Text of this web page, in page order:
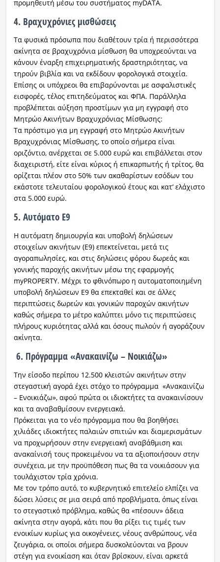
προμηθευτή μέσω του συστήματος myDATA.
4. Βραχυχρόνιες μισθώσεις
Τα φυσικά πρόσωπα που διαθέτουν τρία ή περισσότερα
ακίνητα σε βραχυχρόνια μίσθωση θα υποχρεούνται να
κάνουν έναρξη επιχειρηματικής δραστηριότητας, να
τηρούν βιβλία και να εκδίδουν φορολογικά στοιχεία.
Επίσης οι υπόχρεοι θα επιβαρύνονται με ασφαλιστικές
εισφορές, τέλος επιτηδεύματος και ΦΠΑ. Παράλληλα
προβλέπεται αύξηση προστίμων για μη εγγραφή στο
Μητρώο Ακινήτων Βραχυχρόνιας Μίσθωσης:
Τα πρόστιμο για μη εγγραφή στο Μητρώο Ακινήτων
Βραχυχρόνιας Μίσθωσης, το οποίο σήμερα είναι
οριζόντιο, ανέρχεται σε 5.000 ευρώ και επιβάλλεται στον
διαχειριστή, είτε είναι κύριος ή επικαρπωτής ή τρίτος, θα
ορίζεται πλέον στο 50% των ακαθαρίστων εσόδων του
εκάστοτε τελευταίου φορολογικού έτους και κατ’ ελάχιστο
στα 5.000 ευρώ.
5. Αυτόματο Ε9
H αυτόματη δημιουργία και υποβολή δηλώσεων
στοιχείων ακινήτων (Ε9) επεκτείνεται, μετά τις
αγοραπωλησίες, και στις δηλώσεις φόρου δωρεάς και
γονικής παροχής ακινήτων μέσω της εφαρμογής
myPROPERTY. Μέχρι το φθινόπωρο η αυτοματοποιημένη
υποβολή δηλώσεων Ε9 θα επεκταθεί και σε άλλες
περιπτώσεις δωρεών και γονικών παροχών ακινήτων
καθώς σήμερα το μέτρο καλύπτει μόνο τις περιπτώσεις
πλήρους κυριότητας αλλά και όσους πωλούν ή αγοράζουν
ακίνητα.
6. Πρόγραμμα «Ανακαινίζω – Νοικιάζω»
Την είσοδο περίπου 12.500 κλειστών ακινήτων στην
στεγαστική αγορά έχει στόχο το πρόγραμμα «Ανακαινίζω
– Ενοικιάζω», αφού πρώτα οι ιδιοκτήτες τα ανακαινίσουν
και τα αναβαθμίσουν ενεργειακά.
Πρόκειται για το νέο πρόγραμμα που θα βοηθήσει
χιλιάδες ιδιοκτήτες παλαιών σπιτιών και διαμερισμάτων
να προχωρήσουν στην ενεργειακή αναβάθμιση και
ανακαίνισή τους προκειμένου να τα αξιοποιήσουν στην
συνέχεια, με την προϋπόθεση πως θα τα νοικιάσουν για
τουλάχιστον τρία χρόνια.
Με τον τρόπο αυτό, το κυβερνητικό επιτελείο ελπίζει να
δώσει λύσεις σε μια σειρά από προβλήματα, όπως είναι
το στεγαστικό πρόβλημα, καθώς θα «πέσουν» άδεια
ακίνητα στην αγορά, κάτι που θα ρίξει τις τιμές των
ενοικίων κυρίως για οικογένειες, νέους ανθρώπους, νέα
ζευγάρια, οι οποίοι σήμερα δυσκολεύονται να βρουν
στέγη για ενοικίαση και όταν βρίσκουν, είναι αρκετά